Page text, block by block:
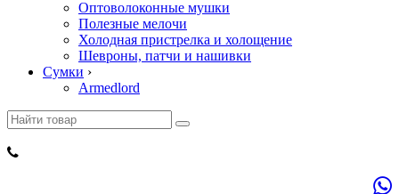
Оптоволоконные мушки
Полезные мелочи
Холодная пристрелка и холощение
Шевроны, патчи и нашивки
Сумки ›
Armedlord